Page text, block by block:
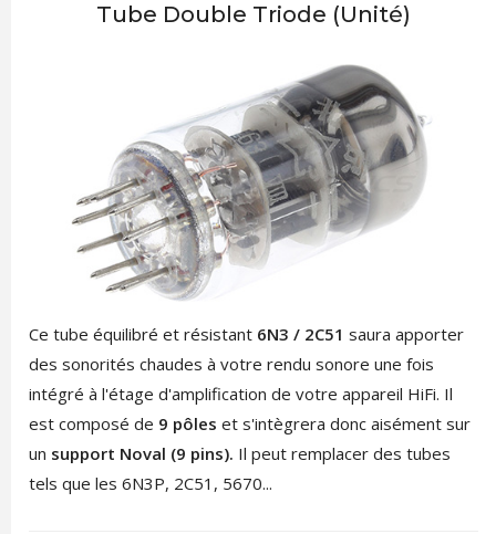
Tube Double Triode (Unité)
Ce tube équilibré et résistant 6N3 / 2C51 saura apporter
des sonorités chaudes à votre rendu sonore une fois
intégré à l'étage d'amplification de votre appareil HiFi. Il
est composé de 9 pôles et s'intègrera donc aisément sur
un support Noval (9 pins). Il peut remplacer des tubes
tels que les 6N3P, 2C51, 5670...